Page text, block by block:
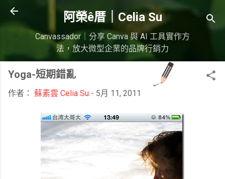
跳到主要內容
阿榮ê厝｜Celia Su
Canvassador｜分享 Canva 與 AI 工具實作方
法，放大微型企業的品牌行銷力
Yoga-短期錯亂
作者： 蘇素雲 Celia Su - 5月 11, 2011